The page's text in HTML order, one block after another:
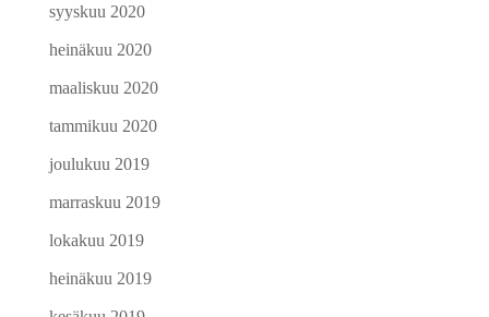
syyskuu 2020
heinäkuu 2020
maaliskuu 2020
tammikuu 2020
joulukuu 2019
marraskuu 2019
lokakuu 2019
heinäkuu 2019